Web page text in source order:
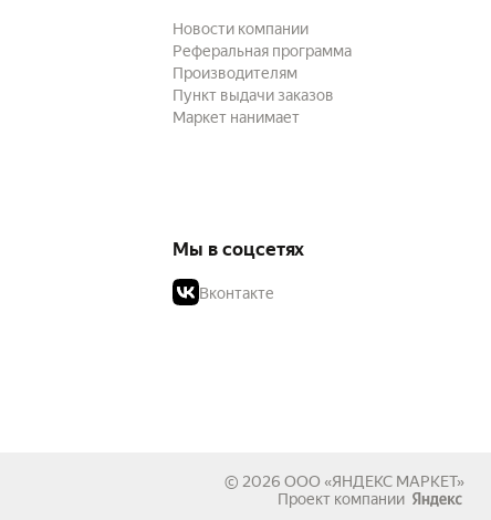
Новости компании
Реферальная программа
Производителям
Пункт выдачи заказов
Маркет нанимает
Мы в соцсетях
Вконтакте
© 2026 ООО «ЯНДЕКС МАРКЕТ»
Проект компании